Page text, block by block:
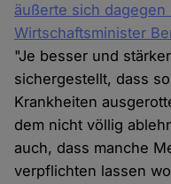
äußerte sich
Wirtschaftsminister
"Je besser und
sichergestellt, dass
Krankheiten
dem nicht völlig
auch, dass manche
verpflichten lassen